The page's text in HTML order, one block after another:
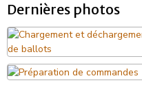
Dernières photos